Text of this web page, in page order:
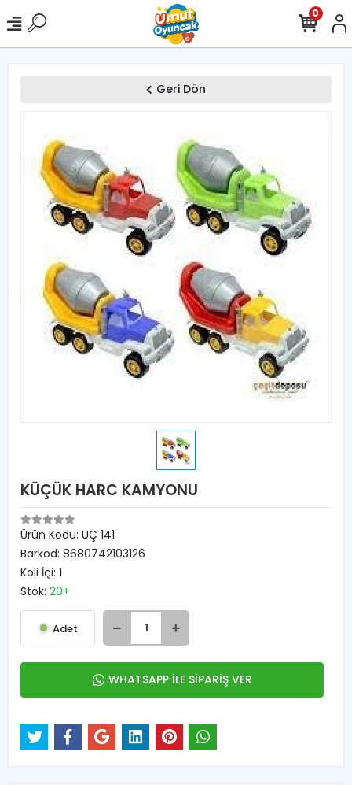
0
Geri Dön
KÜÇÜK HARC KAMYONU
Ürün Kodu: UÇ 141
Barkod: 8680742103126
Koli İçi: 1
Stok: 20+
Adet
WHATSAPP İLE SİPARİŞ VER